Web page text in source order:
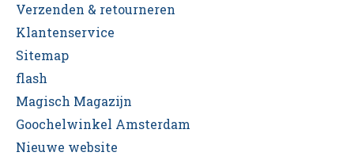
Verzenden & retourneren
Klantenservice
Sitemap
flash
Magisch Magazijn
Goochelwinkel Amsterdam
Nieuwe website